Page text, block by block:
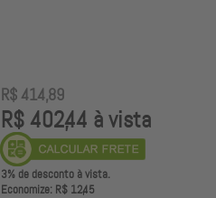
R$ 414,89
R$ 402,44 à vista
3% de desconto à vista.
Economize: R$ 12,45